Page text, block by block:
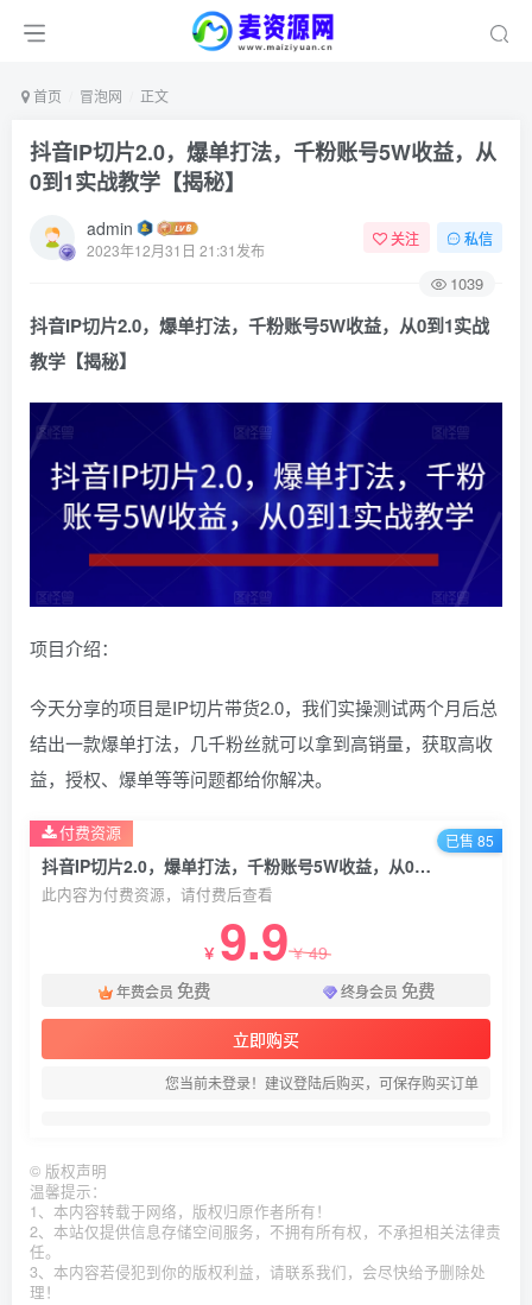
首页 冒泡网 正文
抖音IP切片2.0，爆单打法，千粉账号5W收益，从
0到1实战教学【揭秘】
admin
2023年12月31日 21:31发布
关注 私信
1039
抖音IP切片2.0，爆单打法，千粉账号5W收益，从0到1实战
教学【揭秘】
项目介绍：
今天分享的项目是IP切片带货2.0，我们实操测试两个月后总
结出一款爆单打法，几千粉丝就可以拿到高销量，获取高收
益，授权、爆单等等问题都给你解决。
抖音IP切片2.0，爆单打法，千粉账号5W收益，从0到1实战教学【揭秘】
此内容为付费资源，请付费后查看
￥ 9.9￥49
年费会员 免费 终身会员 免费
立即购买
您当前未登录！建议登陆后购买，可保存购买订单
付费资源 已售 85
© 版权声明
温馨提示：
1、本内容转载于网络，版权归原作者所有！
2、本站仅提供信息存储空间服务，不拥有所有权，不承担相关法律责
任。
3、本内容若侵犯到你的版权利益，请联系我们，会尽快给予删除处
理！